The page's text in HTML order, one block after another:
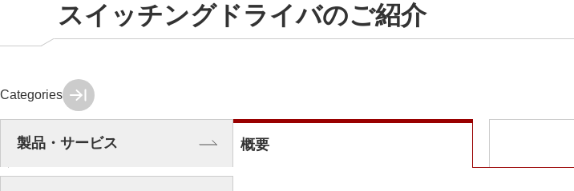
マイクロ波製品
ファウンドリサービス
MUSESオフィシャルWebサイト
クロスリファレンス検索
車載機器向けIC
産業機器向けIC
マイクロ波製品
電子デバイス製品
マイクロ波製品
マイクロ波製品
企業理念
会社概要
IR情報
スイッチングドライバのご紹介
概要
Categories
製品・サービス